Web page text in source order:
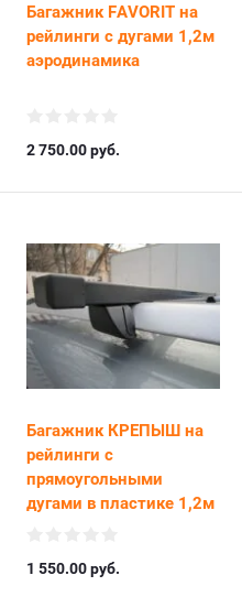
Багажник FAVORIT на
рейлинги c дугами 1,2м
аэродинамика
2 750.00руб.
Багажник КРЕПЫШ на
рейлинги c
прямоугольными
дугами в пластике 1,2м
1 550.00руб.